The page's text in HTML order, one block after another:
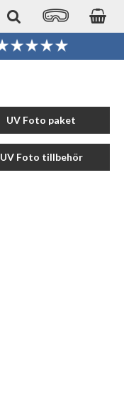
UV Foto paket
UV Foto tillbehör